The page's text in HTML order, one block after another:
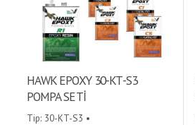
HAWK EPOXY 30-KT-S3
POMPA SETİ
Tip: 30-KT-S3 •